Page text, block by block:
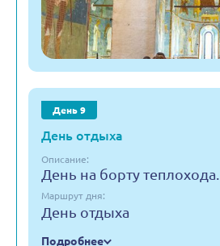
День 9
День отдыха
Описание:
День на борту теплохода.
Маршрут дня:
День отдыха
Подробнее